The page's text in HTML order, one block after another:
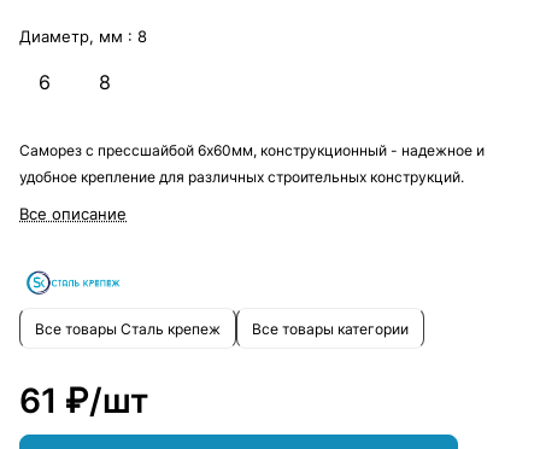
Диаметр, мм : 8
6 8
Саморез с прессшайбой 6х60мм, конструкционный - надежное и
удобное крепление для различных строительных конструкций.
Все описание
Все товары Сталь крепеж Все товары категории
61 ₽/шт